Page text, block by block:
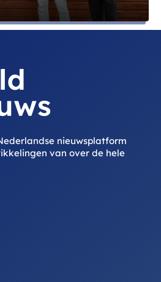
nieuwsplatform
van over de hele